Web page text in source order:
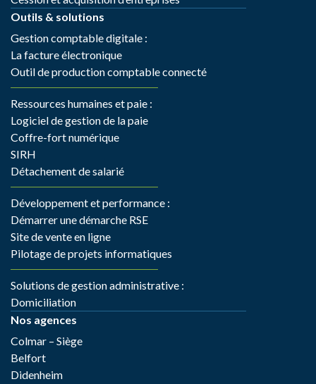
Outils & solutions
Gestion comptable digitale :
La facture électronique
Outil de production comptable connecté
Ressources humaines et paie :
Logiciel de gestion de la paie
Coffre-fort numérique
SIRH
Détachement de salarié
Développement et performance :
Démarrer une démarche RSE
Site de vente en ligne
Pilotage de projets informatiques
Solutions de gestion administrative :
Domiciliation
Nos agences
Colmar – Siège
Belfort
Didenheim